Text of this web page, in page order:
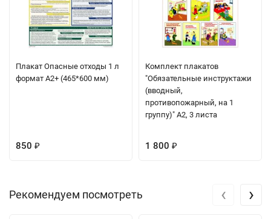
Плакат Опасные отходы 1 л
формат А2+ (465*600 мм)
850 ₽
Комплект плакатов
"Обязательные инструктажи
(вводный,
противопожарный, на 1
группу)" А2, 3 листа
1 800 ₽
Рекомендуем посмотреть ‹ ›